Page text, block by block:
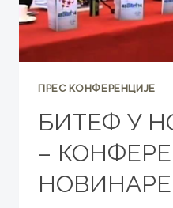
ПРЕС КОНФЕРЕНЦИЈЕ
БИТЕФ У
–
НОВИНАРЕ